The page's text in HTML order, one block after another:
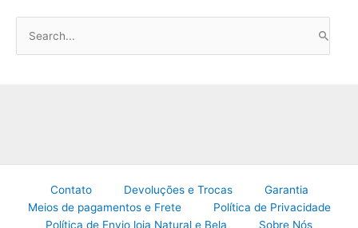
Contato Devoluções e Trocas
Garantia
Meios de pagamentos e Frete
Política de Privacidade
Política de Envio loja Natural e Bela
Sobre Nós